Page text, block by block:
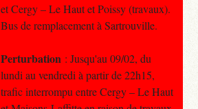
et Cergy – Le Haut et Poissy (travaux).
Bus de remplacement à Sartrouville.
Perturbation : Jusqu'au 09/02, du
lundi au vendredi à partir de 22h15,
trafic interrompu entre Cergy – Le Haut